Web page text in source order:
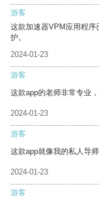
游客
这款加速器VPM应用程
护。
2024-01-23
游客
这款app的老师非常专业
2024-01-23
游客
这款app就像我的私人导
2024-01-23
游客